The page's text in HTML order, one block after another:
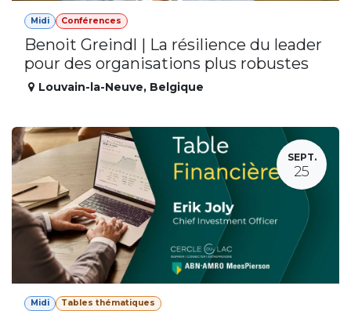
Midi Conférences
Benoit Greindl | La résilience du leader
pour des organisations plus robustes
Louvain-la-Neuve, Belgique
SEPT.
25
Midi Tables thématiques